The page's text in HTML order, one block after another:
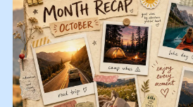
User Account
Assets Management
Publishing and Analytics
Product Images
One-click Video Solution
7 Promotional Poster Ideas
Business Tips
AI-Powered Product Posters
Top 5 Types of Business
Videos